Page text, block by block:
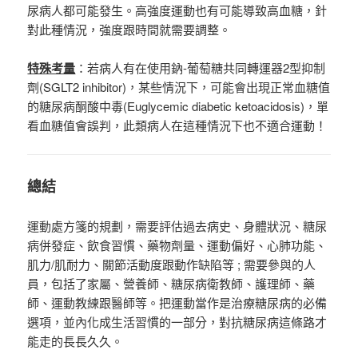
尿病人都可能發生。高強度運動也有可能導致高血糖，針
對此種情況，強度跟時間就需要調整。
特殊考量 ：若病人有在使用鈉-葡萄糖共同轉運器2型抑制
劑(SGLT2 inhibitor)，某些情況下，可能會出現正常血糖值
的糖尿病酮酸中毒(Euglycemic diabetic ketoacidosis)，單
看血糖值會誤判，此類病人在這種情況下也不適合運動！
總結
運動處方箋的規劃，需要評估過去病史、身體狀況、糖尿
病併發症、飲食習慣、藥物劑量、運動偏好、心肺功能、
肌力/肌耐力、關節活動度跟動作缺陷等 ; 需要參與的人
員，包括了家屬、營養師、糖尿病衛教師、護理師、藥
師、運動教練跟醫師等。把運動當作是治療糖尿病的必備
選項，並內化成生活習慣的一部分，對抗糖尿病這條路才
能走的長長久久。